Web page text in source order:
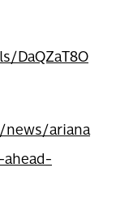
DaQZaT8O
ariana